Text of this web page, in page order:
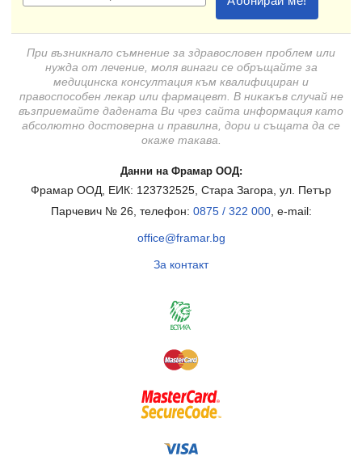
При възникнало съмнение за здравословен проблем или
нужда от лечение, моля винаги се обръщайте за
медицинска консултация към квалифициран и
правоспособен лекар или фармацевт. В никакъв случай не
възприемайте дадената Ви чрез сайта информация като
абсолютно достоверна и правилна, дори и същата да се
окаже такава.
Данни на Фрамар ООД:
Фрамар ООД, ЕИК: 123732525, Стара Загора, ул. Петър
Парчевич № 26, телефон: 0875 / 322 000, e-mail:
office@framar.bg
За контакт